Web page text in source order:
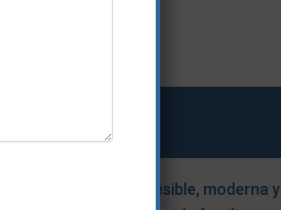
en su propio idioma.
Atención accesible, moderna y